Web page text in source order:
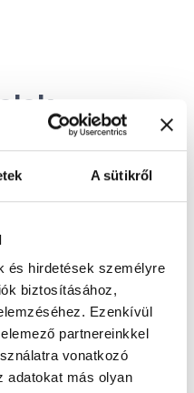
A sütikről
és hirdetések személyre
biztosításához,
Ezenkívül
partnereinkkel
vonatkozó
adatokat más olyan
alatt